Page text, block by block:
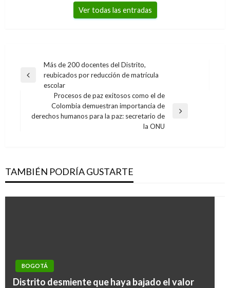
Ver todas las entradas
Navegación
de
entradas
Entrada
Más de 200 docentes del Distrito,
reubicados por reducción de matrícula
escolar
Entrada
Procesos de paz exitosos como el de
Colombia demuestran importancia de
derechos humanos para la paz: secretario de
la ONU
TAMBIÉN PODRÍA GUSTARTE
BOGOTÁ
Distrito desmiente que haya bajado el valor